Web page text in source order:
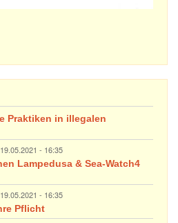
Praktiken in illegalen
- 16:35
Lampedusa & Sea-Watch4
- 16:35
Pflicht